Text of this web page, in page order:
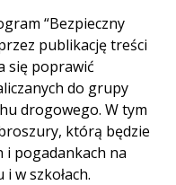
“Bezpieczny
publikację treści
się poprawić
do grupy
drogowego. W tym
którą będzie
i pogadankach na
w szkołach.